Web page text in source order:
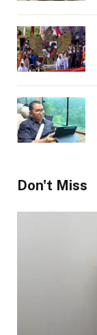
Don't Miss